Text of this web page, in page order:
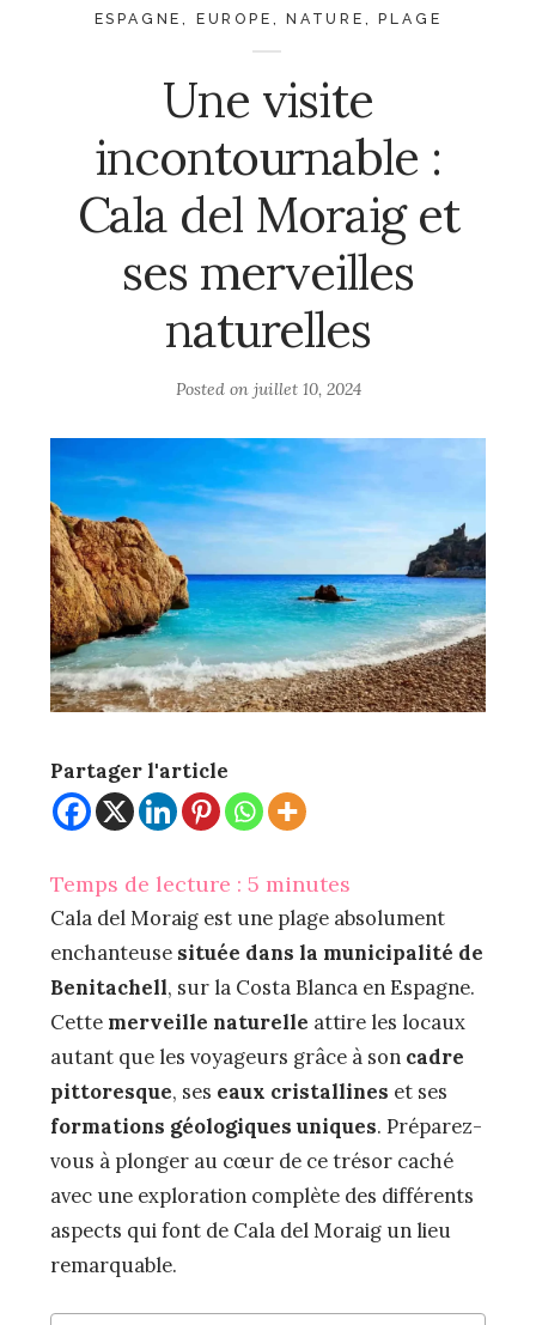
ESPAGNE EUROPE ,NATURE ,PLAGE
Une visite
incontournable :
Cala del Moraig et
ses merveilles
naturelles
Posted on juillet 10, 2024
Partager l'article
Temps de lecture : 5 minutes
Cala del Moraig est une plage absolument
enchanteuse située dans la municipalité de
Benitachell, sur la Costa Blanca en Espagne.
Cette merveille naturelle attire les locaux
autant que les voyageurs grâce à son cadre
pittoresque, ses eaux cristallines et ses
formations géologiques uniques. Préparez-
vous à plonger au cœur de ce trésor caché
avec une exploration complète des différents
aspects qui font de Cala del Moraig un lieu
remarquable.